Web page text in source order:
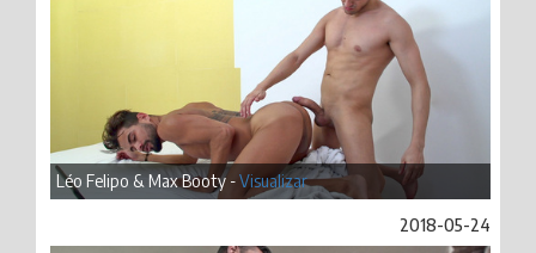
Léo Felipo & Max Booty -Visualizar
2018-05-24